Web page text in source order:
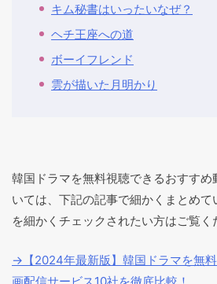
キム秘書はいったいなぜ？
ヘチ王座への道
ボーイフレンド
雲が描いた月明かり
韓国ドラマを無料視聴できるおすすめ
いては、下記の記事で細かくまとめ
を細かくチェックされたい方はご覧く
→【2024年最新版】韓国ドラマを無
画配信サービス10社を徹底比較！